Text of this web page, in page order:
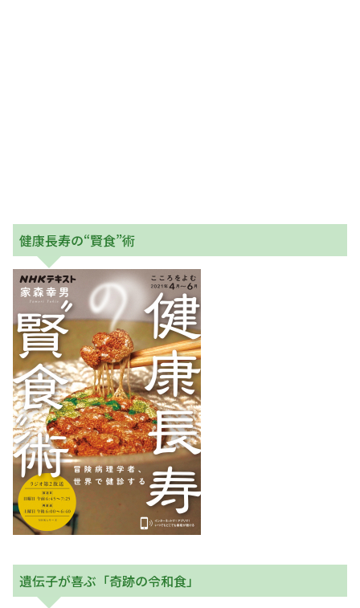
健康長寿の“賢食”術
遺伝子が喜ぶ「奇跡の令和食」